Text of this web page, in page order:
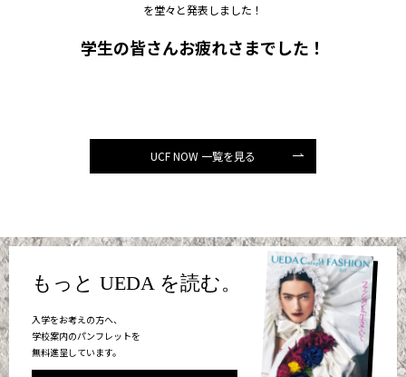
を堂々と発表しました！
学生の皆さんお疲れさまでした！
UCF NOW 一覧を見る
もっと UEDA を読む。
入学をお考えの方へ、
学校案内のパンフレットを
無料進呈しています。